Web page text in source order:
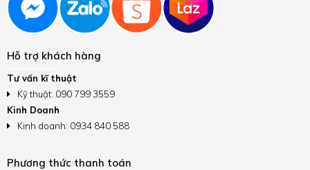
Hỗ trợ khách hàng
Tư vấn kĩ thuật
Kỹ thuật: 090 799 3559
Kinh Doanh
Kinh doanh: 0934 840 588
Phương thức thanh toán